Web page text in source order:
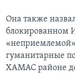
Она также
блокированном
гуманитарные
ХАМАС районе